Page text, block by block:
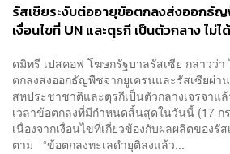
รัสเซียระงับต่ออายุข้อตกลงส่งออกธัญ
เงื่อนไขที่ UN และตุรกี เป็นตัวกลาง ไม่
ดมิทรี เปสคอฟ โฆษกรัฐบาลรัสเซีย กล่าวว่า
ตกลงส่งออกธัญพืชจากยูเครนและรัสเซียผ่า
สหประชาชาติและตุรกีเป็นตัวกลางเจรจาแ
เวลาข้อตกลงที่มีกำหนดสิ้นสุดในวันนี้ (17 ก
เนื่องจากเงื่อนไขที่เกี่ยวข้องกับผลผลิตของรั
ตาม “ข้อตกลงทะเลดำยุติลงแล้ว...